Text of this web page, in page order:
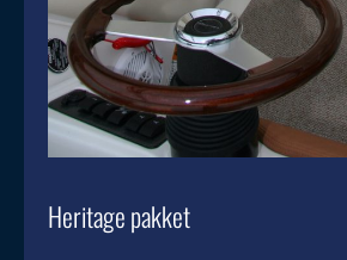
Heritage pakket